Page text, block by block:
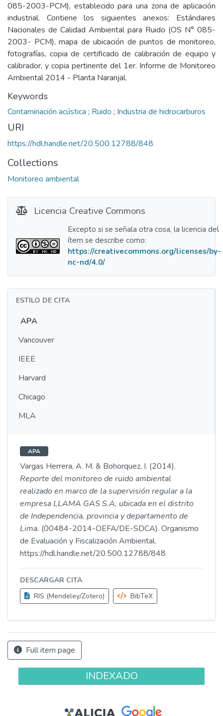
085-2003-PCM), establecido para una zona de aplicación
industrial. Contiene los siguientes anexos: Estándares
Nacionales de Calidad Ambiental para Ruido (OS N° 085-
2003- PCM), mapa de ubicación de puntos de monitoreo,
fotografías, copia de certificado de calibración de equipo y
calibrador, y copia pertinente del 1er. Informe de Monitoreo
Ambiental 2014 - Planta Naranjal.
Keywords
Contaminación acústica ; Ruido ; Industria de hidrocarburos
URI
https://hdl.handle.net/20.500.12788/848
Collections
Monitoreo ambiental
Licencia Creative Commons
Excepto si se señala otra cosa, la licencia del
ítem se describe como:
https://creativecommons.org/licenses/by-
nc-nd/4.0/
ESTILO DE CITA
APA
Vancouver
IEEE
Harvard
Chicago
MLA
APA
Vargas Herrera, A. M. & Bohorquez, I. (2014).
Reporte del monitoreo de ruido ambiental
realizado en marco de la supervisión regular a la
empresa LLAMA GAS S.A, ubicada en el distrito
de Independencia, provincia y departamento de
Lima. (00484-2014-OEFA/DE-SDCA). Organismo
de Evaluación y Fiscalización Ambiental.
https://hdl.handle.net/20.500.12788/848
DESCARGAR CITA
RIS (Mendeley/Zotero)
BibTeX
Full item page
INDEXADO